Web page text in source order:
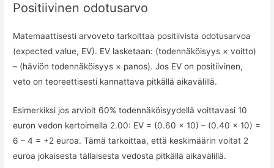
Positiivinen odotusarvo
Matemaattisesti arvoveto tarkoittaa positiivista odotusarvoa
(expected value, EV). EV lasketaan: (todennäköisyys × voitto)
– (häviön todennäköisyys × panos). Jos EV on positiivinen,
veto on teoreettisesti kannattava pitkällä aikavälillä.
Esimerkiksi jos arvioit 60% todennäköisyydellä voittavasi 10
euron vedon kertoimella 2.00: EV = (0.60 × 10) – (0.40 × 10) =
6 – 4 = +2 euroa. Tämä tarkoittaa, että keskimäärin voitat 2
euroa jokaisesta tällaisesta vedosta pitkällä aikavälillä.